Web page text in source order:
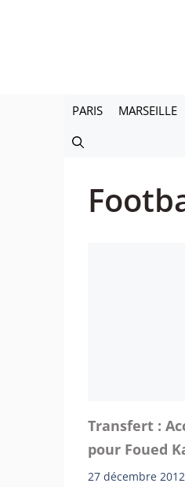
PARIS MARSEILLE
Transfert :
pour Foued
27 décembre 2012